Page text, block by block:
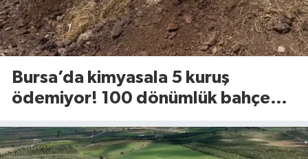
Bursa’da kimyasala 5 kuruş
ödemiyor! 100 dönümlük bahçede